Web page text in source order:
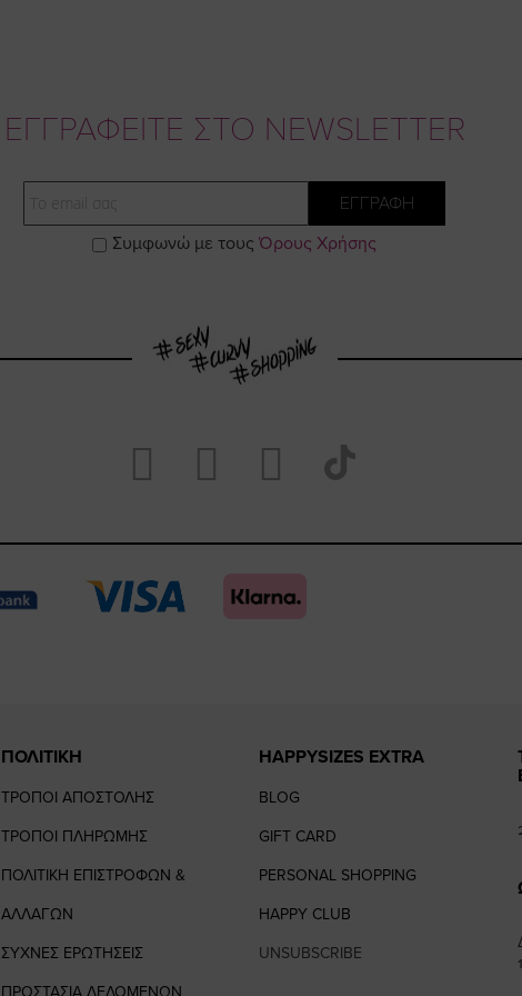
ΕΓΓΡΑΦΕΙΤΕ ΣΤΟ NEWSLETTER
ΕΓΓΡΑΦΗ
Συμφωνώ με τους Όρους Χρήσης
Visit
https://
page
Visit
https://
page
Visit
https://
our
ΠΟΛΙΤΙΚΗ
ΤΡΟΠΟΙ ΑΠΟΣΤΟΛΗΣ
ΤΡΟΠΟΙ ΠΛΗΡΩΜΗΣ
ΠΟΛΙΤΙΚΗ ΕΠΙΣΤΡΟΦΩΝ &
ΑΛΛΑΓΩΝ
ΣΥΧΝΕΣ ΕΡΩΤΗΣΕΙΣ
HAPPYSIZES EXTRA
BLOG
GIFT CARD
PERSONAL SHOPPING
HAPPY CLUB
UNSUBSCRIBE